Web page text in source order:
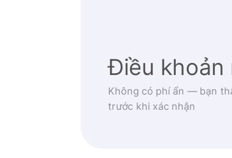
Điều khoản
Không có phí ẩn — bạn
trước khi xác nhận